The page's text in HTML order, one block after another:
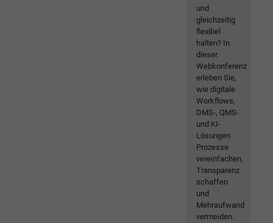
und
gleichzeitig
flexibel
halten? In
dieser
Webkonferenz
erleben Sie,
wie digitale
Workflows,
DMS-, QMS-
und KI-
Lösungen
Prozesse
vereinfachen,
Transparenz
schaffen
und
Mehraufwand
vermeiden.